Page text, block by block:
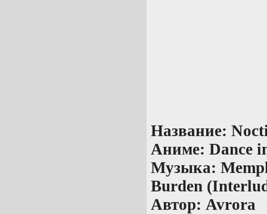
Название:
Аниме: Dance
Музыка:
Burden
Автор: Avrora